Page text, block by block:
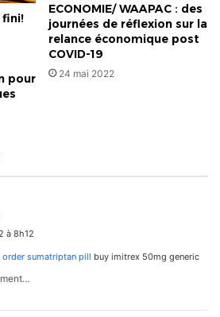
fini!
pour
ECONOMIE/ WAAPAC : des
journées de réflexion sur la
relance économique post
COVID-19
24 mai 2022
t à 8h12
order sumatriptan pill buy imitrex 50mg generic